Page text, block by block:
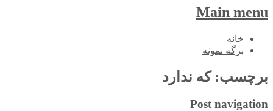
Main menu
Skip
خانه
برگه نمونه
برچسب:که ندارد
Post navigation